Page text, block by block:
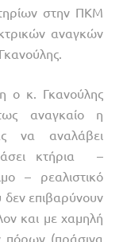
στην ΠΚΜ
αναγκών
ο κ. Γκανούλης
αναγκαίο η
να αναλάβει
κτήρια –
– ρεαλιστικό
επιβαρύνουν
και με χαμηλή
πόρων (πράσινα